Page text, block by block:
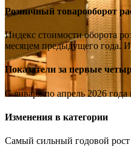
Розничный товарооборот
Индекс стоимости оборота
месяцем предыдущего года.
Показатели за первые
С января по апрель 2026
Изменения в категории
Самый сильный годовой рост